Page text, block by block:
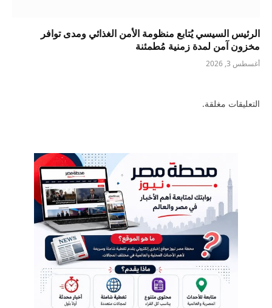
الرئيس السيسي يُتابع منظومة الأمن الغذائي ومدى توافر
مخزون آمن لمدة زمنية مُطمئنة
أغسطس 3, 2026
التعليقات مغلقة.